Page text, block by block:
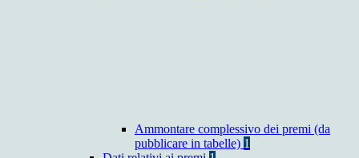
Ammontare complessivo dei premi (da
pubblicare in tabelle) 1